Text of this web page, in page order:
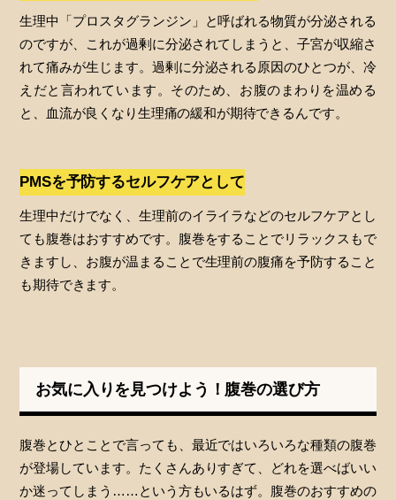
生理中「プロスタグランジン」と呼ばれる物質が分泌される
のですが、これが過剰に分泌されてしまうと、子宮が収縮さ
れて痛みが生じます。過剰に分泌される原因のひとつが、冷
えだと言われています。そのため、お腹のまわりを温める
と、血流が良くなり生理痛の緩和が期待できるんです。
PMSを予防するセルフケアとして
生理中だけでなく、生理前のイライラなどのセルフケアとし
ても腹巻はおすすめです。腹巻をすることでリラックスもで
きますし、お腹が温まることで生理前の腹痛を予防すること
も期待できます。
お気に入りを見つけよう！腹巻の選び方
腹巻とひとことで言っても、最近ではいろいろな種類の腹巻
が登場しています。たくさんありすぎて、どれを選べばいい
か迷ってしまう……という方もいるはず。腹巻のおすすめの